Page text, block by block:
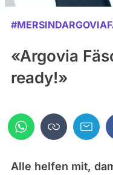
«Argovia
ready!»
Alle helfen mit,